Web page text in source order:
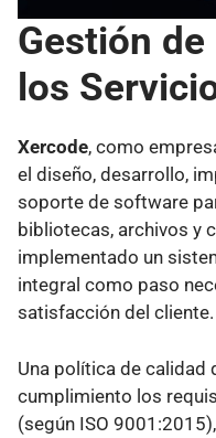
Gestión
los
Xercode, como
el diseño, desarrollo,
soporte de software
bibliotecas, archivos y
implementado un
integral como paso
satisfacción del cliente.
Una política de calidad
cumplimiento los
(según ISO